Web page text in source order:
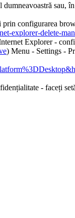
configurarea
explorer-delete-
Explorer -
) Menu - Settings -
- faceți